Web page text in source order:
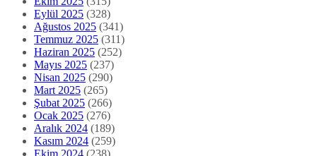
Eylül 2025 (328)
Ağustos 2025 (341)
Temmuz 2025 (311)
Haziran 2025 (252)
Mayıs 2025 (237)
Nisan 2025 (290)
Mart 2025 (265)
Şubat 2025 (266)
Ocak 2025 (276)
Aralık 2024 (189)
Kasım 2024 (259)
Ekim 2024 (238)